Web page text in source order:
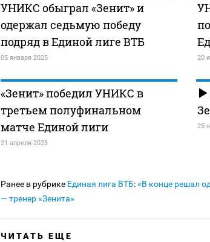
УНИКС обыграл «Зенит» и
одержал седьмую победу
подряд в Единой лиге ВТБ
05 января 2025 20
«Зенит» победил УНИКС в
третьем полуфинальном
матче Единой лиги
21 апреля 2023
25
Ранее в рубрике Единая лига ВТБ:«В конце решал
— тренер «Зенита»
ЧИТАТЬ ЕЩЕ